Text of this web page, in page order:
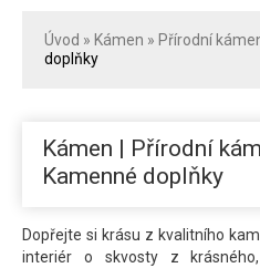
Úvod » Kámen » Přírodní
doplňky
Kámen | Přírodní
Kamenné doplňky
Dopřejte si krásu z kvalitního
interiér o skvosty z